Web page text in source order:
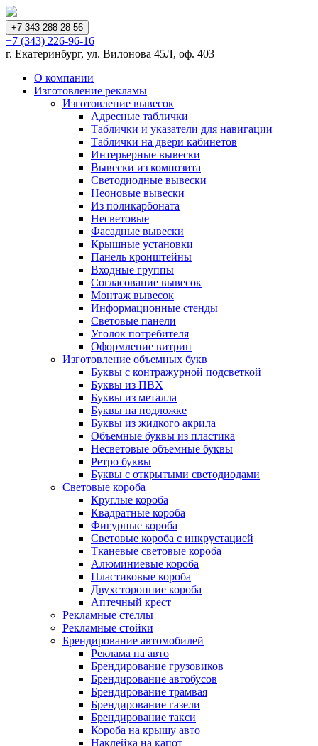
+7 343 288-28-56
+7 (343) 226-96-16
г. Екатеринбург, ул. Вилонова 45Л, оф. 403
О компании
Изготовление рекламы
Изготовление вывесок
Адресные таблички
Таблички и указатели для навигации
Таблички на двери кабинетов
Интерьерные вывески
Вывески из композита
Светодиодные вывески
Неоновые вывески
Из поликарбоната
Несветовые
Фасадные вывески
Крышные установки
Панель кронштейны
Входные группы
Согласование вывесок
Монтаж вывесок
Информационные стенды
Световые панели
Уголок потребителя
Оформление витрин
Изготовление объемных букв
Буквы с контражурной подсветкой
Буквы из ПВХ
Буквы из металла
Буквы на подложке
Буквы из жидкого акрила
Объемные буквы из пластика
Несветовые объемные буквы
Ретро буквы
Буквы с открытыми светодиодами
Световые короба
Круглые короба
Квадратные короба
Фигурные короба
Световые короба с инкрустацией
Тканевые световые короба
Алюминиевые короба
Пластиковые короба
Двухсторонние короба
Аптечный крест
Рекламные стеллы
Рекламные стойки
Брендирование автомобилей
Реклама на авто
Брендирование грузовиков
Брендирование автобусов
Брендирование трамвая
Брендирование газели
Брендирование такси
Короба на крышу авто
Наклейка на капот